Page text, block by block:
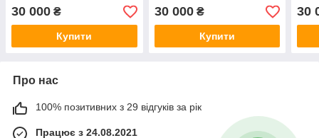
30 000 ₴
Купити
30 000₴
Купити
30
Про нас
100% позитивних з 29 відгуків за рік
Працює з 24.08.2021